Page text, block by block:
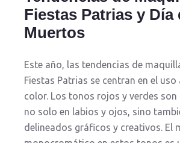
Fiestas Patrias y Día
Muertos
Este año, las tendencias de
Fiestas Patrias se centran en el uso
color. Los tonos rojos y verdes
no solo en labios y ojos, sino
delineados gráficos y creativos. El